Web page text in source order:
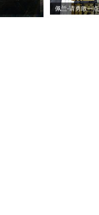
佩兰-请勇敢一点